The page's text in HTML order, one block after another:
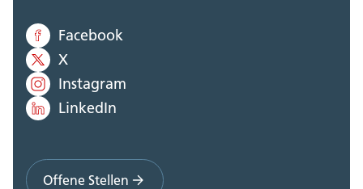
Facebook
X
Instagram
LinkedIn
Offene Stellen